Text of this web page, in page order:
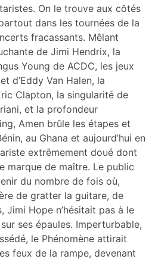
On le trouve aux côtés
dans les tournées de la
fracassants. Mêlant
de Jimi Hendrix, la
Young de ACDC, les jeux
d’Eddy Van Halen, la
Clapton, la singularité de
et la profondeur
Amen brûle les étapes et
au Ghana et aujourd’hui en
extrêmement doué dont
marque de maître. Le public
du nombre de fois où,
de gratter la guitare, de
Jimi Hope n’hésitait pas à le
ses épaules. Imperturbable,
le Phénomène attirait
feux de la rampe, devenant